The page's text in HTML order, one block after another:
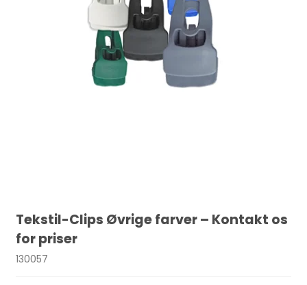
Tekstil-Clips Øvrige farver – Kontakt os
for priser
130057